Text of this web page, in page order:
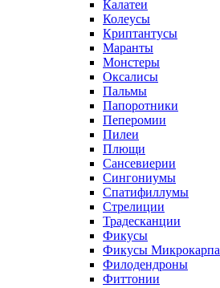
Калатеи
Колеусы
Криптантусы
Маранты
Монстеры
Оксалисы
Пальмы
Папоротники
Пеперомии
Пилеи
Плющи
Сансевиерии
Сингониумы
Спатифиллумы
Стрелиции
Традесканции
Фикусы
Фикусы Микрокарпа
Филодендроны
Фиттонии